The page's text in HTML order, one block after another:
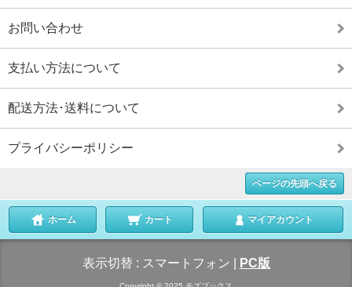
お問い合わせ
支払い方法について
配送方法･送料について
プライバシーポリシー
ページの先頭へ戻る
ホーム カート マイアカウント
表示切替 : スマートフォン PC版